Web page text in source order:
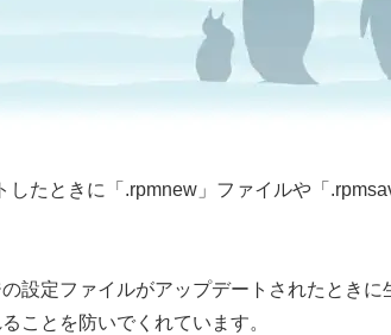
したときに「.rpmnew」ファイルや「
設定ファイルがアップデートされたときに
ことを防いでくれています。